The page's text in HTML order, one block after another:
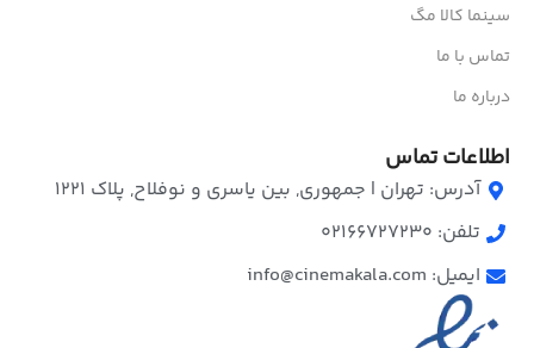
سینما کالا مگ
تماس با ما
درباره ما
اطلاعات تماس
آدرس: تهران | جمهوری, بین یاسری و نوفلاح, پلاک ۱۲۲۱
تلفن: 02166727230
ایمیل: info@cinemakala.com